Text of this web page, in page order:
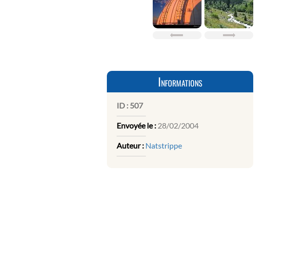
Informations
ID : 507
Envoyée le : 28/02/2004
Auteur : Natstrippe